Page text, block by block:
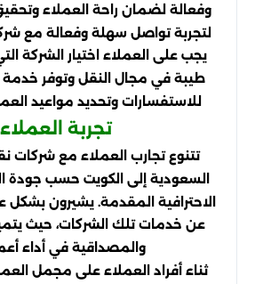
وفعالة لضمان راحة العملاء
لتجربة تواصل سهلة وفعالة مع
يجب على العملاء اختيار الشركة
طيبة في مجال النقل وتوفر خدمة
للاستفسارات وتحديد مواعيد
تجربة العملاء
تتنوع تجارب العملاء مع
السعودية إلى الكويت حسب
الاحترافية المقدمة. يشيرون بشكل
عن خدمات تلك الشركات، حيث
والمصداقية في أداء
ثناء أفراد العملاء على مجمل